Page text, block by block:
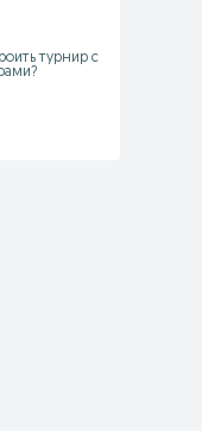
турнир с
к игре.